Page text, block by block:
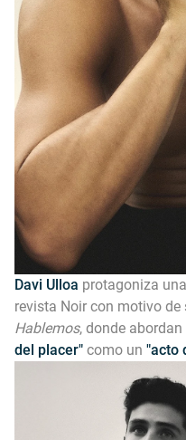
Davi Ulloa protagoniza
revista Noir con motivo de
Hablemos, donde abordan
del placer" como un "acto